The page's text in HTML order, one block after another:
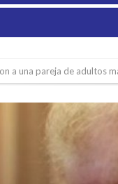
a una pareja de adultos
de golosinas para
con agenda confirmada y